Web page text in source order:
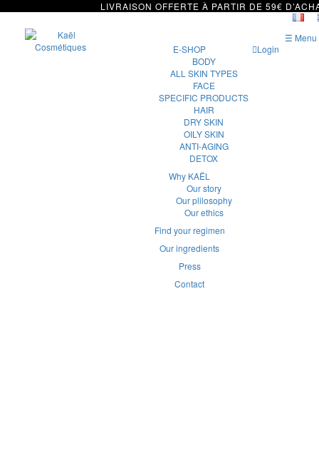
E-SHOP
BODY
ALL SKIN TYPES
FACE
SPECIFIC PRODUCTS
HAIR
DRY SKIN
OILY SKIN
ANTI-AGING
DETOX
Why KAËL
Our story
Our plilosophy
Our ethics
Find your regimen
Our ingredients
Press
Contact
Login
☰ Menu
LIVRAISON OFFERTE À PARTIR DE 59€